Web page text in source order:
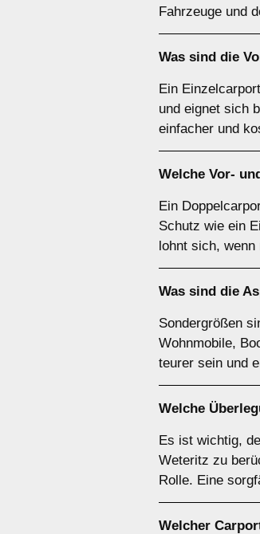
Fahrzeuge und
Was sind die
Ein
und eignet sich
einfacher und
Welche Vor-
Ein
Schutz wie ein
lohnt sich, wenn
Was sind die
Sondergrößen
Wohnmobile,
teurer sein und
Welche
Es ist wichtig,
Weteritz zu
Rolle. Eine
Welcher